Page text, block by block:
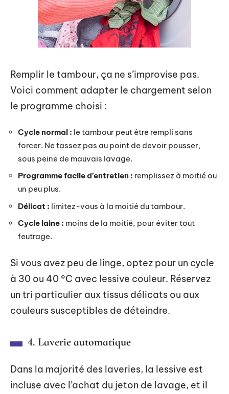
Remplir le tambour, ça ne s’improvise pas.
Voici comment adapter le chargement selon
le programme choisi :
Cycle normal : le tambour peut être rempli sans
forcer. Ne tassez pas au point de devoir pousser,
sous peine de mauvais lavage.
Programme facile d’entretien : remplissez à moitié ou
un peu plus.
Délicat : limitez-vous à la moitié du tambour.
Cycle laine : moins de la moitié, pour éviter tout
feutrage.
Si vous avez peu de linge, optez pour un cycle
à 30 ou 40 °C avec lessive couleur. Réservez
un tri particulier aux tissus délicats ou aux
couleurs susceptibles de déteindre.
4. Laverie automatique
Dans la majorité des laveries, la lessive est
incluse avec l’achat du jeton de lavage, et il